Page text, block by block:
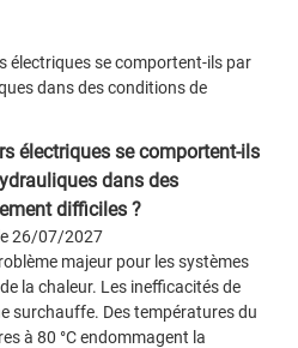
électriques se comportent-ils
dans des
difficiles ?
26/07/2027
majeur pour les systèmes
la chaleur. Les inefficacités de
surchauffe. Des températures du
à 80 °C endommagent la